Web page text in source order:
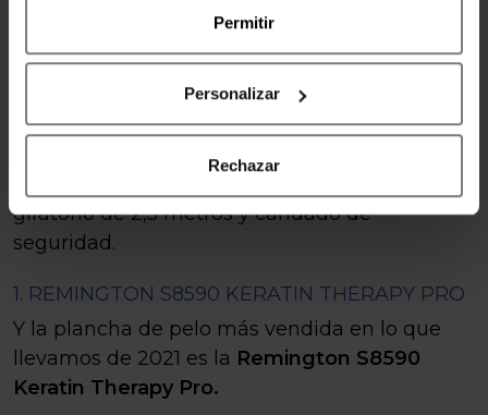
Permitir
Personalizar
Rechazar
2.KIPOZI (NEGRO MATE)
Esta plancha de titanio flotante cuenta con
ecnología de calefacción PTC, temperatura
80 y 230 grados Celsius,
giratorio de 2,5 metros y candado de
seguridad.
1. REMINGTON S8590 KERATIN THERAPY PRO
Y la plancha de pelo más vendida en lo que
llevamos de 2021 es la Remington S8590
Keratin Therapy Pro.